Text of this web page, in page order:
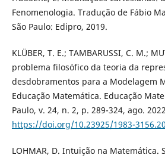
Fenomenologia. Tradução de Fábio
São Paulo: Edipro, 2019.
KLÜBER, T. E.; TAMBARUSSI, C. M.;
problema filosófico da teoria da
desdobramentos para a Modelagem
Educação Matemática. Educação
Paulo, v. 24, n. 2, p. 289-324, ago.
https://doi.org/10.23925/1983-
LOHMAR, D. Intuição na Matemática.